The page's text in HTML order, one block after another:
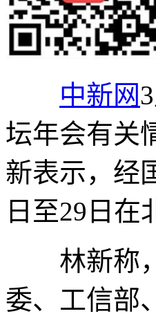
中新网
坛年会有关
新表示，经
日至29日在
林新称，
委、工信部